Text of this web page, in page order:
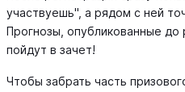
участвуешь", а рядом с ней
Прогнозы, опубликованные до
пойдут в зачет!
Чтобы забрать часть